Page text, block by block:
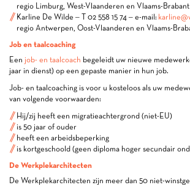
regio Limburg, West-Vlaanderen en Vlaams-
Karline De Wilde – T 02 558 15 74 – e-mail:
regio Antwerpen, Oost-Vlaanderen en Vlaams-
Job en taalcoaching
Een job- en taalcoach begeleidt uw nieuwe
jaar in dienst) op een gepaste manier in hun job.
Job- en taalcoaching is voor u kosteloos als uw
van volgende voorwaarden:
Hij/zij heeft een migratieachtergrond (niet-EU)
is 50 jaar of ouder
heeft een arbeidsbeperking
is kortgeschoold (geen diploma hoger secundair
De Werkplekarchitecten
De Werkplekarchitecten zijn meer dan 50 niet-